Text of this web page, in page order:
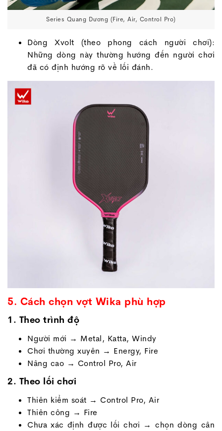
Series Quang Dương (Fire, Air, Control Pro)
Dòng Xvolt (theo phong cách người chơi):
Những dòng này thường hướng đến người chơi
đã có định hướng rõ về lối đánh.
5. Cách chọn vợt Wika phù hợp
1. Theo trình độ
Người mới → Metal, Katta, Windy
Chơi thường xuyên → Energy, Fire
Nâng cao → Control Pro, Air
2. Theo lối chơi
Thiên kiểm soát → Control Pro, Air
Thiên công → Fire
Chưa xác định được lối chơi → chọn dòng cân